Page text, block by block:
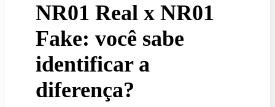
NR01 Real x NR01
Fake: você sabe
identificar a
diferença?